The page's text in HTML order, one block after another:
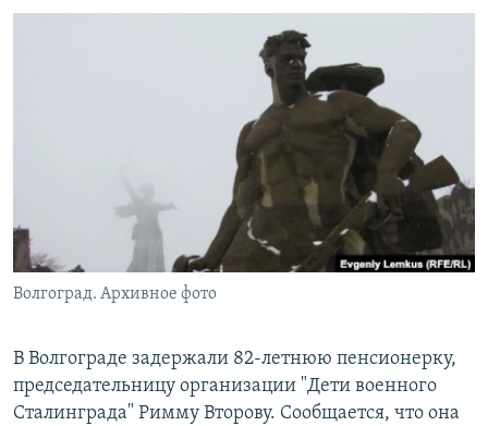
ПОДПИШИТЕСЬ НА РАССЫЛКУ
Волгоград. Архивное фото
В Волгограде задержали 82-летнюю пенсионерку,
председательницу организации "Дети военного
Сталинграда" Римму Второву. Сообщается, что она